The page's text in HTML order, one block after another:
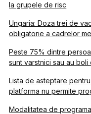
la grupele de risc
Ungaria: Doza trei de
obligatorie a cadrelor
Peste 75% dintre
sunt varstnici sau au boli
Lista de asteptare
platforma nu permite
Modalitatea de